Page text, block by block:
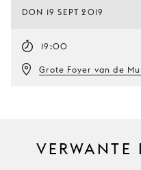
DON 19 SEPT 2019
19:00
Grote Foyer van de
VERWANTE